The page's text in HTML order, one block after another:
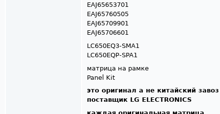
EAJ65653701
EAJ65760505
EAJ65709901
EAJ65706601
LC650EQ3-SMA1
LC650EQP-SPA1
матрица на рамке
Panel Kit
это оригинал а не китайский завоз
поставщик LG ELECTRONICS